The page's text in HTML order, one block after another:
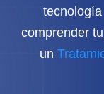
comprender
un